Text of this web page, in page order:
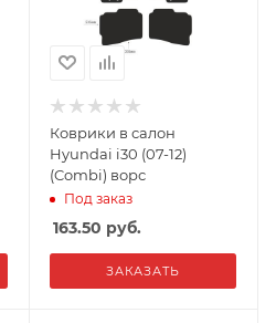
Коврики в салон
Hyundai i30 (07-12)
(Combi) ворс
Под заказ
163.50 руб.
ЗАКАЗАТЬ